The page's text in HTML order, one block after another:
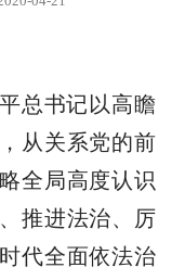
总书记以高瞻
从关系党的前
全局高度认识
推进法治、厉
代全面依法治